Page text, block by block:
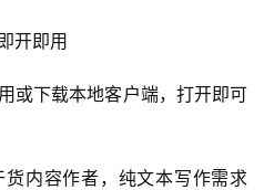
开即用
或下载本地客户端，打开即可
内容作者，纯文本写作需求